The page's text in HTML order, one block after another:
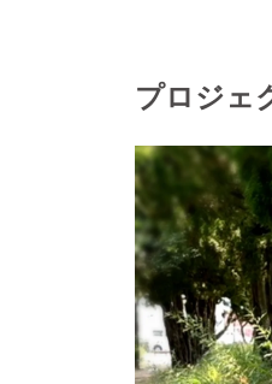
プロジェ